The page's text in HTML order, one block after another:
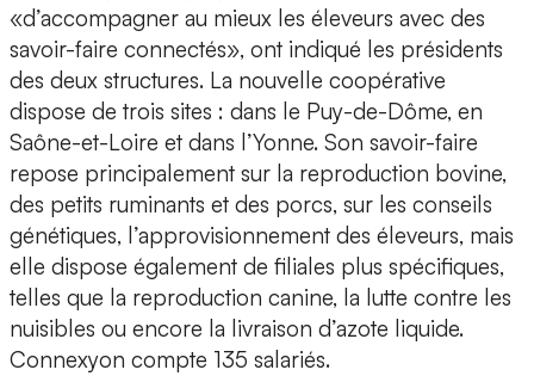
«d’accompagner au mieux les éleveurs avec des
savoir-faire connectés», ont indiqué les présidents
des deux structures. La nouvelle coopérative
dispose de trois sites : dans le Puy-de-Dôme, en
Saône-et-Loire et dans l’Yonne. Son savoir-faire
repose principalement sur la reproduction bovine,
des petits ruminants et des porcs, sur les conseils
génétiques, l’approvisionnement des éleveurs, mais
elle dispose également de filiales plus spécifiques,
telles que la reproduction canine, la lutte contre les
nuisibles ou encore la livraison d’azote liquide.
Connexyon compte 135 salariés.